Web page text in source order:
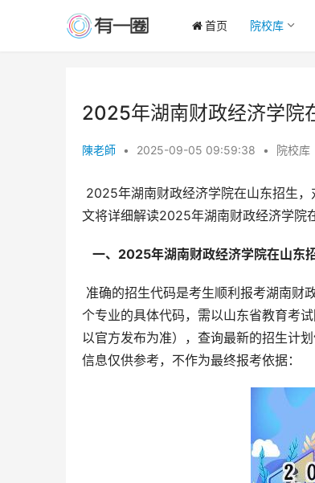
首页 院校库
2025年湖南财政经济学院
陳老師 • 2025-09-05 09:59:38 • 院校库
文将详细解读2025年湖南财政经济学院
一、2025年湖南财政经济学院在山东
个专业的具体代码，需以山东省教育考
以官方发布为准），查询最新的招生计
信息仅供参考，不作为最终报考依据：